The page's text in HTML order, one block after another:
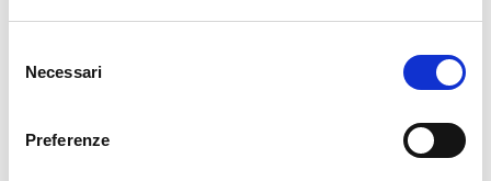
delNecessari
Preferenze